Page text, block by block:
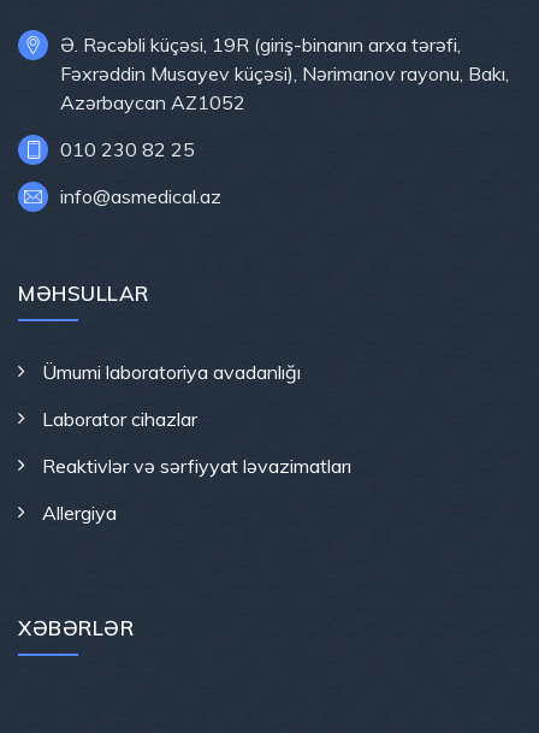
Ə. Rəcəbli küçəsi, 19R (giriş-binanın arxa tərəfi,
Fəxrəddin Musayev küçəsi), Nərimanov rayonu, Bakı,
Azərbaycan AZ1052
010 230 82 25
info@asmedical.az
MƏHSULLAR
Ümumi laboratoriya avadanlığı
Laborator cihazlar
Reaktivlər və sərfiyyat ləvazimatları
Allergiya
XƏBƏRLƏR